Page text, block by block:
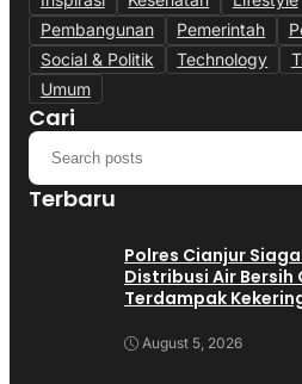
Pembangunan
Pemerintah
Social & Politik
Technology
Umum
Cari
Terbaru
Polres Cianjur
Distribusi Air
Terdampak
August 5, 2026